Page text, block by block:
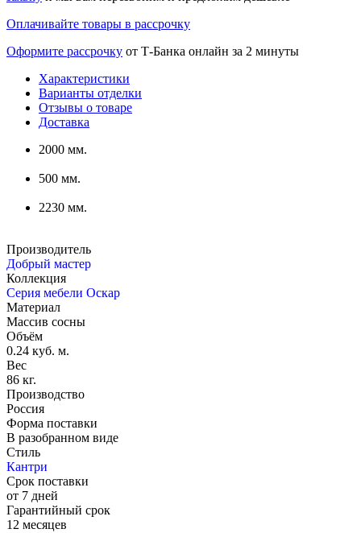
Оплачивайте товары в рассрочку
Оформите рассрочку от Т-Банка онлайн за 2 минуты
Характеристики
Варианты отделки
Отзывы о товаре
Доставка
2000 мм.
500 мм.
2230 мм.
Производитель
Добрый мастер
Коллекция
Серия мебели Оскар
Материал
Массив сосны
Объём
0.24 куб. м.
Вес
86 кг.
Производство
Россия
Форма поставки
В разобранном виде
Стиль
Кантри
Срок поставки
от 7 дней
Гарантийный срок
12 месяцев